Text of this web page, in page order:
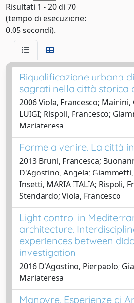
Risultati 1 - 20 di 70
(tempo di esecuzione:
0.05 secondi).
Riqualificazione urbana
sagrati nella città storica
2006 Viola, Francesco; Mainini,
LUIGI; Rispoli, Francesco;
Mariateresa
Forme a venire. La città
2013 Bruni, Francesca;
D'Agostino, Angela;
Insetti, MARIA ITALIA; Rispoli,
Stendardo; Viola, Francesco
Light control in
architecture.
experiences between
investigation
2016 D'Agostino, Pierpaolo;
Mariateresa
Manovre. Esperienze di